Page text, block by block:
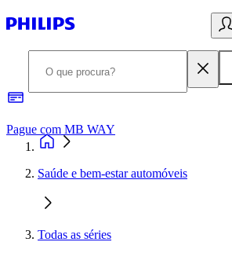
Pague com MB WAY
Saúde e bem-estar automóveis
Todas as séries